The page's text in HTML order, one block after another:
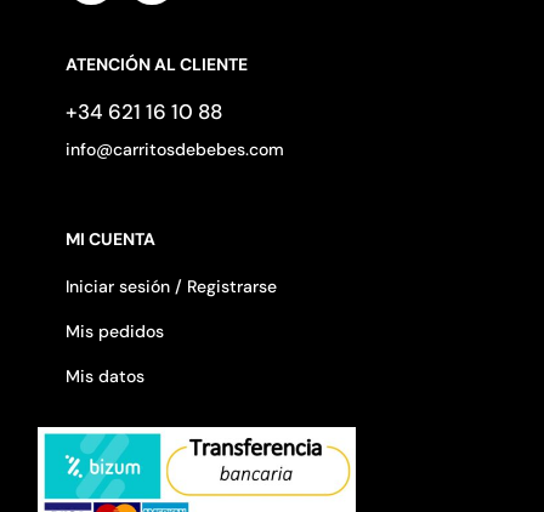
ATENCIÓN AL CLIENTE
+34 621 16 10 88
info@carritosdebebes.com
MI CUENTA
Iniciar sesión / Registrarse
Mis pedidos
Mis datos